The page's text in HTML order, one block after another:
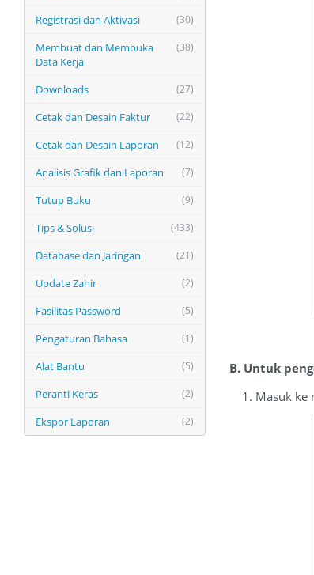
(30)
Registrasi dan Aktivasi
(38)
Membuat dan Membuka
Data Kerja
(27)
Downloads
(22)
Cetak dan Desain Faktur
(12)
Cetak dan Desain Laporan
(7)
Analisis Grafik dan Laporan
(9)
Tutup Buku
(433)
Tips & Solusi
(21)
Database dan Jaringan
(2)
Update Zahir
(5)
Fasilitas Password
(1)
Pengaturan Bahasa
(5)
Alat Bantu
(2)
Peranti Keras
(2)
Ekspor Laporan
B. Untuk
1. Masuk ke